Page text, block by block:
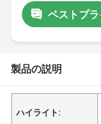
ベストプ
製品の説明
ハイライト: